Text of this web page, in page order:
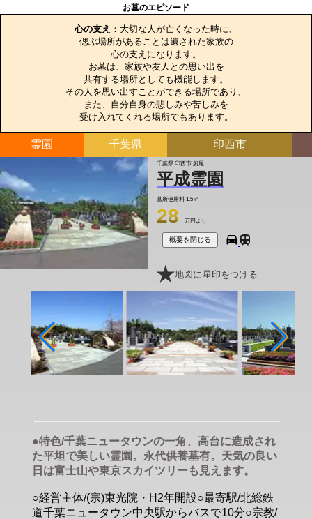
お墓のエピソード
心の支え ：大切な人が亡くなった時に、
偲ぶ場所があることは遺された家族の
心の支えになります。
お墓は、家族や友人との思い出を
共有する場所としても機能します。
その人を思い出すことができる場所であり、
また、自分自身の悲しみや苦しみを
受け入れてくれる場所でもあります。
霊園 千葉県 印西市
千葉県 印西市 船尾
平成霊園
墓所使用料 1.5㎡
28 万円より
概要を閉じる
地図に星印をつける
●特色/千葉ニュータウンの一角、高台に造成され
た平坦で美しい霊園。永代供養墓有。天気の良い
日は富士山や東京スカイツリーも見えます。
○経営主体/(宗)東光院・H2年開設○最寄駅/北総鉄
道千葉ニュータウン中央駅からバスで10分○宗教/